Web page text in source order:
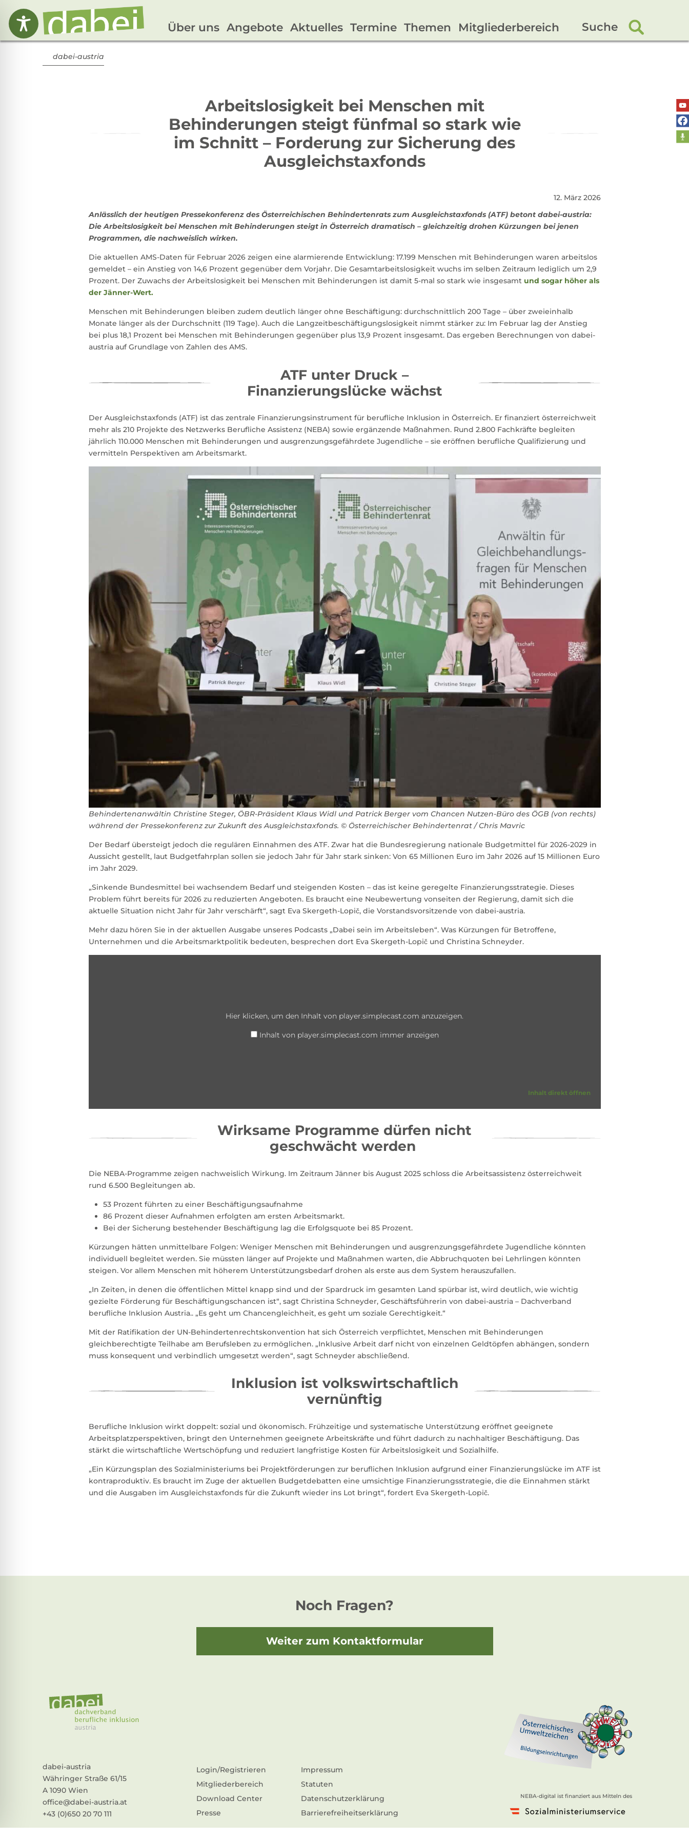
Suche
Über uns Angebote Aktuelles Termine Themen Mitgliederbereich
dabei-austria
Arbeitslosigkeit bei Menschen mit
Behinderungen steigt fünfmal so stark wie
im Schnitt – Forderung zur Sicherung des
Ausgleichstaxfonds
12. März 2026
Anlässlich der heutigen Pressekonferenz des Österreichischen Behindertenrats zum Ausgleichstaxfonds (ATF) betont dabei-austria:
Die Arbeitslosigkeit bei Menschen mit Behinderungen steigt in Österreich dramatisch – gleichzeitig drohen Kürzungen bei jenen
Programmen, die nachweislich wirken.
Die aktuellen AMS-Daten für Februar 2026 zeigen eine alarmierende Entwicklung: 17.199 Menschen mit Behinderungen waren arbeitslos
gemeldet – ein Anstieg von 14,6 Prozent gegenüber dem Vorjahr. Die Gesamtarbeitslosigkeit wuchs im selben Zeitraum lediglich um 2,9
Prozent. Der Zuwachs der Arbeitslosigkeit bei Menschen mit Behinderungen ist damit 5-mal so stark wie insgesamt und sogar höher als
der Jänner-Wert.
Menschen mit Behinderungen bleiben zudem deutlich länger ohne Beschäftigung: durchschnittlich 200 Tage – über zweieinhalb
Monate länger als der Durchschnitt (119 Tage). Auch die Langzeitbeschäftigungslosigkeit nimmt stärker zu: Im Februar lag der Anstieg
bei plus 18,1 Prozent bei Menschen mit Behinderungen gegenüber plus 13,9 Prozent insgesamt. Das ergeben Berechnungen von dabei-
austria auf Grundlage von Zahlen des AMS.
ATF unter Druck –
Finanzierungslücke wächst
Der Ausgleichstaxfonds (ATF) ist das zentrale Finanzierungsinstrument für berufliche Inklusion in Österreich. Er finanziert österreichweit
mehr als 210 Projekte des Netzwerks Berufliche Assistenz (NEBA) sowie ergänzende Maßnahmen. Rund 2.800 Fachkräfte begleiten
jährlich 110.000 Menschen mit Behinderungen und ausgrenzungsgefährdete Jugendliche – sie eröffnen berufliche Qualifizierung und
vermitteln Perspektiven am Arbeitsmarkt.
Behindertenanwältin Christine Steger, ÖBR-Präsident Klaus Widl und Patrick Berger vom Chancen Nutzen-Büro des ÖGB (von rechts)
während der Pressekonferenz zur Zukunft des Ausgleichstaxfonds. © Österreichischer Behindertenrat / Chris Mavric
Der Bedarf übersteigt jedoch die regulären Einnahmen des ATF. Zwar hat die Bundesregierung nationale Budgetmittel für 2026-2029 in
Aussicht gestellt, laut Budgetfahrplan sollen sie jedoch Jahr für Jahr stark sinken: Von 65 Millionen Euro im Jahr 2026 auf 15 Millionen Euro
im Jahr 2029.
„Sinkende Bundesmittel bei wachsendem Bedarf und steigenden Kosten – das ist keine geregelte Finanzierungsstrategie. Dieses
Problem führt bereits für 2026 zu reduzierten Angeboten. Es braucht eine Neubewertung vonseiten der Regierung, damit sich die
aktuelle Situation nicht Jahr für Jahr verschärft“, sagt Eva Skergeth-Lopič, die Vorstandsvorsitzende von dabei-austria.
Mehr dazu hören Sie in der aktuellen Ausgabe unseres Podcasts „Dabei sein im Arbeitsleben“. Was Kürzungen für Betroffene,
Unternehmen und die Arbeitsmarktpolitik bedeuten, besprechen dort Eva Skergeth-Lopič und Christina Schneyder.
Hier klicken, um den Inhalt von player.simplecast.com anzuzeigen.
Inhalt von player.simplecast.com immer anzeigen
Inhalt direkt öffnen
Wirksame Programme dürfen nicht
geschwächt werden
Die NEBA-Programme zeigen nachweislich Wirkung. Im Zeitraum Jänner bis August 2025 schloss die Arbeitsassistenz österreichweit
rund 6.500 Begleitungen ab.
53 Prozent führten zu einer Beschäftigungsaufnahme
86 Prozent dieser Aufnahmen erfolgten am ersten Arbeitsmarkt.
Bei der Sicherung bestehender Beschäftigung lag die Erfolgsquote bei 85 Prozent.
Kürzungen hätten unmittelbare Folgen: Weniger Menschen mit Behinderungen und ausgrenzungsgefährdete Jugendliche könnten
individuell begleitet werden. Sie müssten länger auf Projekte und Maßnahmen warten, die Abbruchquoten bei Lehrlingen könnten
steigen. Vor allem Menschen mit höherem Unterstützungsbedarf drohen als erste aus dem System herauszufallen.
„In Zeiten, in denen die öffentlichen Mittel knapp sind und der Spardruck im gesamten Land spürbar ist, wird deutlich, wie wichtig
gezielte Förderung für Beschäftigungschancen ist“, sagt Christina Schneyder, Geschäftsführerin von dabei-austria – Dachverband
berufliche Inklusion Austria.. „Es geht um Chancengleichheit, es geht um soziale Gerechtigkeit.“
Mit der Ratifikation der UN-Behindertenrechtskonvention hat sich Österreich verpflichtet, Menschen mit Behinderungen
gleichberechtigte Teilhabe am Berufsleben zu ermöglichen. „Inklusive Arbeit darf nicht von einzelnen Geldtöpfen abhängen, sondern
muss konsequent und verbindlich umgesetzt werden“, sagt Schneyder abschließend.
Inklusion ist volkswirtschaftlich
vernünftig
Berufliche Inklusion wirkt doppelt: sozial und ökonomisch. Frühzeitige und systematische Unterstützung eröffnet geeignete
Arbeitsplatzperspektiven, bringt den Unternehmen geeignete Arbeitskräfte und führt dadurch zu nachhaltiger Beschäftigung. Das
stärkt die wirtschaftliche Wertschöpfung und reduziert langfristige Kosten für Arbeitslosigkeit und Sozialhilfe.
„Ein Kürzungsplan des Sozialministeriums bei Projektförderungen zur beruflichen Inklusion aufgrund einer Finanzierungslücke im ATF ist
kontraproduktiv. Es braucht im Zuge der aktuellen Budgetdebatten eine umsichtige Finanzierungsstrategie, die die Einnahmen stärkt
und die Ausgaben im Ausgleichstaxfonds für die Zukunft wieder ins Lot bringt“, fordert Eva Skergeth-Lopič.
Noch Fragen?
Weiter zum Kontaktformular
dabei-austria
Währinger Straße 61/15
A 1090 Wien
office@dabei-austria.at
+43 (0)650 20 70 111
Login/Registrieren
Mitgliederbereich
Download Center
Presse
Impressum
Statuten
Datenschutzerklärung
Barrierefreiheitserklärung
NEBA-digital ist finanziert aus Mitteln des